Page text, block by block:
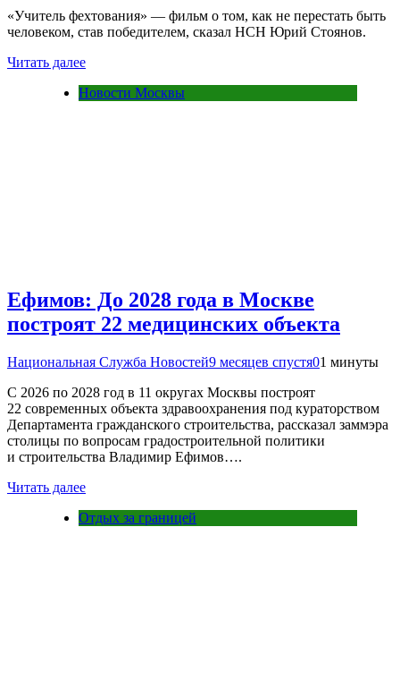
«Учитель фехтования» — фильм о том, как не перестать быть
человеком, став победителем, сказал НСН Юрий Стоянов.
Читать далее
Новости Москвы
Ефимов: До 2028 года в Москве
построят 22 медицинских объекта
Национальная Служба Новостей9 месяцев спустя01 минуты
С 2026 по 2028 год в 11 округах Москвы построят
22 современных объекта здравоохранения под кураторством
Департамента гражданского строительства, рассказал заммэра
столицы по вопросам градостроительной политики
и строительства Владимир Ефимов….
Читать далее
Отдых за границей